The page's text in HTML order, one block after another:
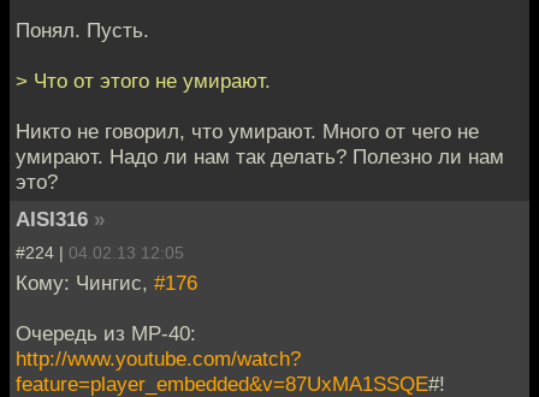
Понял. Пусть.
> Что от этого не умирают.
Никто не говорил, что умирают. Много от чего не
умирают. Надо ли нам так делать? Полезно ли нам
это?
AISI316 »
#224 | 04.02.13 12:05
Кому: Чингис, #176
Очередь из MP-40:
http://www.youtube.com/watch?
feature=player_embedded&v=87UxMA1SSQE#!